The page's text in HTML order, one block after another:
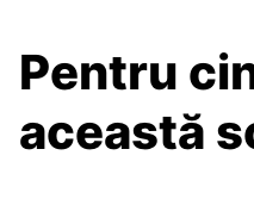
Pentru
această